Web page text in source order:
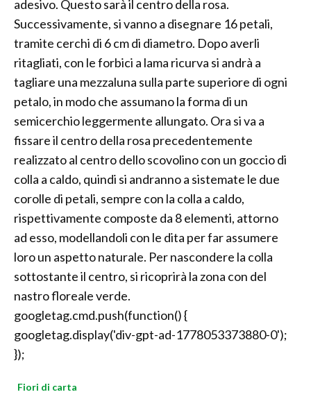
adesivo. Questo sarà il centro della rosa.
Successivamente, si vanno a disegnare 16 petali,
tramite cerchi di 6 cm di diametro. Dopo averli
ritagliati, con le forbici a lama ricurva si andrà a
tagliare una mezzaluna sulla parte superiore di ogni
petalo, in modo che assumano la forma di un
semicerchio leggermente allungato. Ora si va a
fissare il centro della rosa precedentemente
realizzato al centro dello scovolino con un goccio di
colla a caldo, quindi si andranno a sistemate le due
corolle di petali, sempre con la colla a caldo,
rispettivamente composte da 8 elementi, attorno
ad esso, modellandoli con le dita per far assumere
loro un aspetto naturale. Per nascondere la colla
sottostante il centro, si ricoprirà la zona con del
nastro floreale verde.
googletag.cmd.push(function() {
googletag.display('div-gpt-ad-1778053373880-0');
});
Fiori di carta